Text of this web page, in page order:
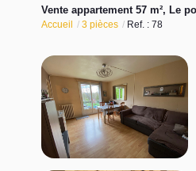
Vente appartement 57 m², Le
Accueil 3 pièces Ref. : 78